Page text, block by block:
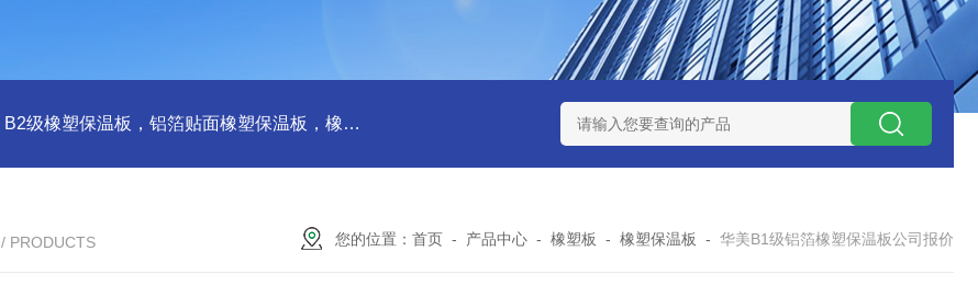
橡塑板，橡塑保温板， B1级橡塑保温板，B2级橡塑保温板，铝箔贴面橡塑保温板，橡塑保温管，管道橡塑管
/ PRODUCTS 您的位置： 首页 - 产品中心 - 橡塑板 - 橡塑保温板 - 华美B1级铝箔橡塑保温板公司报价